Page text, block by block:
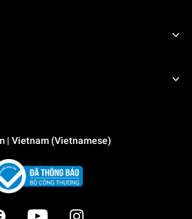
| Vietnam (Vietnamese)